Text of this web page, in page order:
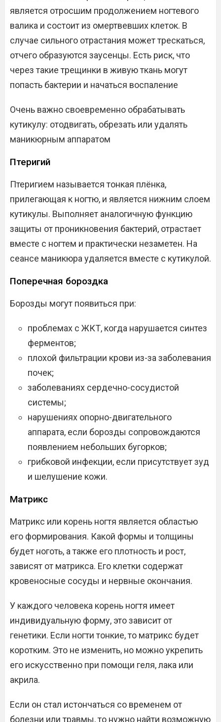
является отросшим продолжением ногтевого
валика и состоит из омертвевших клеток. В
случае сильного отрастания может трескаться,
отчего образуются заусенцы. Есть риск, что
через такие трещинки в живую ткань могут
попасть бактерии и начаться воспаление
Очень важно своевременно обрабатывать
кутикулу: отодвигать, обрезать или удалять
маникюрным аппаратом
Птеригий
Птеригием называется тонкая плёнка,
прилегающая к ногтю, и является нижним слоем
кутикулы. Выполняет аналогичную функцию
защиты от проникновения бактерий, отрастает
вместе с ногтем и практически незаметен. На
сеансе маникюра удаляется вместе с кутикулой.
Поперечная бороздка
Борозды могут появиться при:
проблемах с ЖКТ, когда нарушается синтез
ферментов;
плохой фильтрации крови из-за заболевания
почек;
заболеваниях сердечно-сосудистой
системы;
нарушениях опорно-двигательного
аппарата, если борозды сопровождаются
появлением небольших бугорков;
грибковой инфекции, если присутствует зуд
и шелушение кожи.
Матрикс
Матрикс или корень ногтя является областью
его формирования. Какой формы и толщины
будет ноготь, а также его плотность и рост,
зависят от матрикса. Его клетки содержат
кровеносные сосуды и нервные окончания.
У каждого человека корень ногтя имеет
индивидуальную форму, это зависит от
генетики. Если ногти тонкие, то матрикс будет
коротким. Это не изменить, но можно укрепить
его искусственно при помощи геля, лака или
акрила.
Если он стал истончаться со временем от
болезни или травмы, то нужно найти возможную